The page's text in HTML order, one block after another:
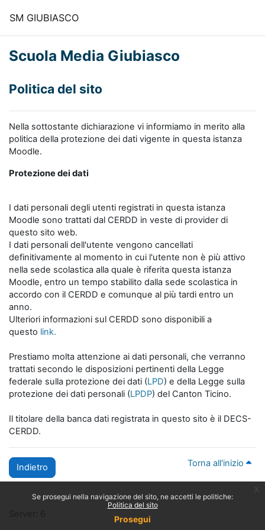
Se prosegui nella navigazione del sito, ne accetti le politiche:
Politica del sito
Prosegui
SM GIUBIASCO
Scuola Media Giubiasco
Politica del sito
Nella sottostante dichiarazione vi informiamo in merito alla
politica della protezione dei dati vigente in questa istanza
Moodle.
Protezione dei dati
I dati personali degli utenti registrati in questa istanza
Moodle sono trattati dal CERDD in veste di provider di
questo sito web.
I dati personali dell'utente vengono cancellati
definitivamente al momento in cui l'utente non è più attivo
nella sede scolastica alla quale è riferita questa istanza
Moodle, entro un tempo stabilito dalla sede scolastica in
accordo con il CERDD e comunque al più tardi entro un
anno.
Ulteriori informazioni sul CERDD sono disponibili a
questo link.
Prestiamo molta attenzione ai dati personali, che verranno
trattati secondo le disposizioni pertinenti della Legge
federale sulla protezione dei dati (LPD) e della Legge sulla
protezione dei dati personali (LPDP) del Canton Ticino.
Il titolare della banca dati registrata in questo sito è il DECS-
CERDD.
Indietro Torna all'inizio